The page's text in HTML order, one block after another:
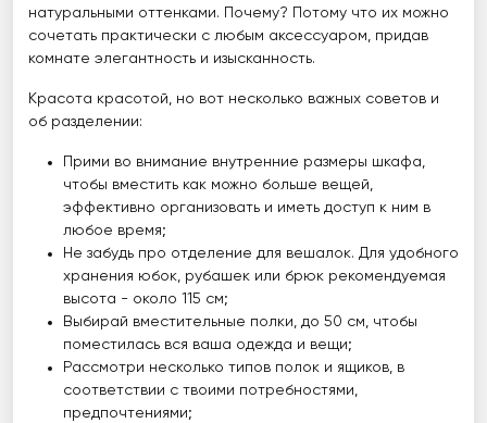
натуральными оттенками. Почему? Потому что их можно
сочетать практически с любым аксессуаром, придав
комнате элегантность и изысканность.
Красота красотой, но вот несколько важных советов и
об разделении:
Прими во внимание внутренние размеры шкафа,
чтобы вместить как можно больше вещей,
эффективно организовать и иметь доступ к ним в
любое время;
Не забудь про отделение для вешалок. Для удобного
хранения юбок, рубашек или брюк рекомендуемая
высота - около 115 см;
Выбирай вместительные полки, до 50 см, чтобы
поместилась вся ваша одежда и вещи;
Рассмотри несколько типов полок и ящиков, в
соответствии с твоими потребностями,
предпочтениями;